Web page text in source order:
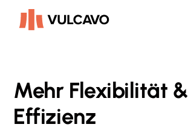
Mehr Flexibilität &
Effizienz